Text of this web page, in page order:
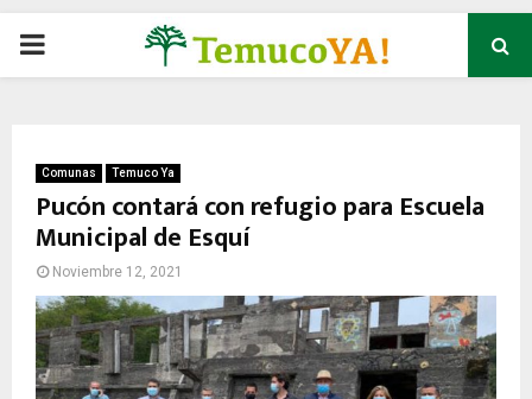
P
M
A
R
Comunas Temuco Ya
Pucón contará con refugio para Escuela
Municipal de Esquí
Noviembre 12, 2021